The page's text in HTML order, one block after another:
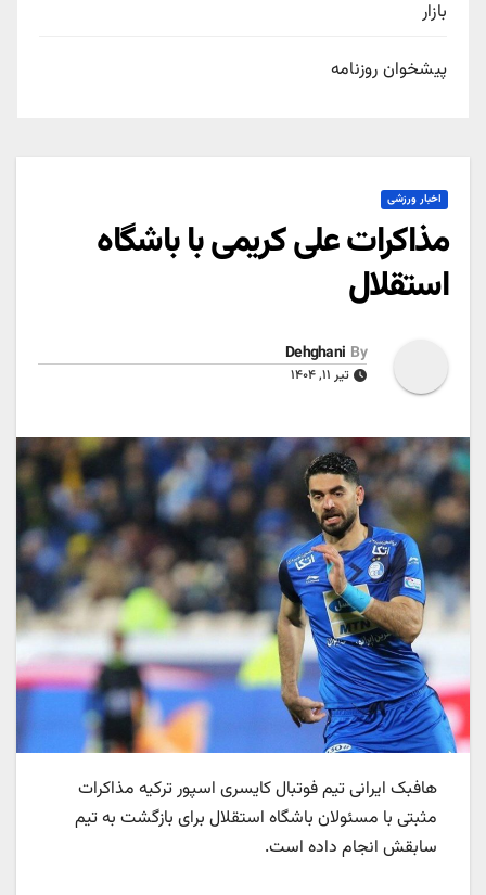
بازار
پیشخوان روزنامه
اخبار ورزشی
مذاکرات علی کریمی با باشگاه
استقلال
By
Dehghani
تیر ۱۱, ۱۴۰۴
هافبک ایرانی تیم فوتبال کایسری اسپور ترکیه مذاکرات
مثبتی با مسئولان باشگاه استقلال برای بازگشت به تیم
سابقش انجام داده است.